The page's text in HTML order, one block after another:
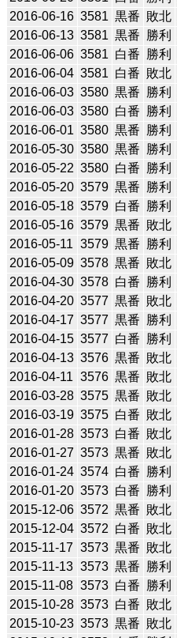
2016-06-16 3581 黒番 敗北
2016-06-13 3581 黒番 勝利
2016-06-06 3581 白番 勝利
2016-06-04 3581 白番 敗北
2016-06-03 3580 黒番 勝利
2016-06-03 3580 白番 勝利
2016-06-01 3580 黒番 勝利
2016-05-30 3580 黒番 勝利
2016-05-22 3580 白番 勝利
2016-05-20 3579 黒番 勝利
2016-05-18 3579 白番 勝利
2016-05-16 3579 黒番 敗北
2016-05-11 3579 黒番 勝利
2016-05-09 3578 黒番 敗北
2016-04-30 3578 白番 勝利
2016-04-20 3577 黒番 敗北
2016-04-17 3577 黒番 勝利
2016-04-15 3577 白番 勝利
2016-04-13 3576 黒番 敗北
2016-04-11 3576 黒番 敗北
2016-03-28 3575 黒番 敗北
2016-03-19 3575 白番 敗北
2016-01-28 3573 白番 敗北
2016-01-27 3573 黒番 敗北
2016-01-24 3574 白番 勝利
2016-01-20 3573 白番 勝利
2015-12-06 3572 黒番 敗北
2015-12-04 3572 白番 敗北
2015-11-17 3573 黒番 敗北
2015-11-13 3573 黒番 勝利
2015-11-08 3573 白番 勝利
2015-10-28 3573 白番 敗北
2015-10-23 3573 黒番 敗北